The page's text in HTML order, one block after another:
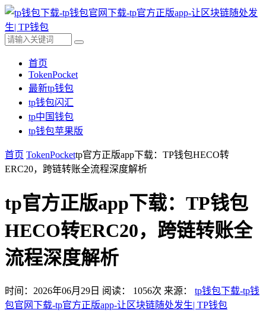
首页
TokenPocket
最新tp钱包
tp钱包闪汇
tp中国钱包
tp钱包苹果版
首页 TokenPockettp官方正版app下载：TP钱包HECO转
ERC20，跨链转账全流程深度解析
tp官方正版app下载：TP钱包
HECO转ERC20，跨链转账全
流程深度解析
时间：2026年06月29日 阅读： 1056次 来源： tp钱包下载-tp钱
包官网下载-tp官方正版app-让区块链随处发生| TP钱包